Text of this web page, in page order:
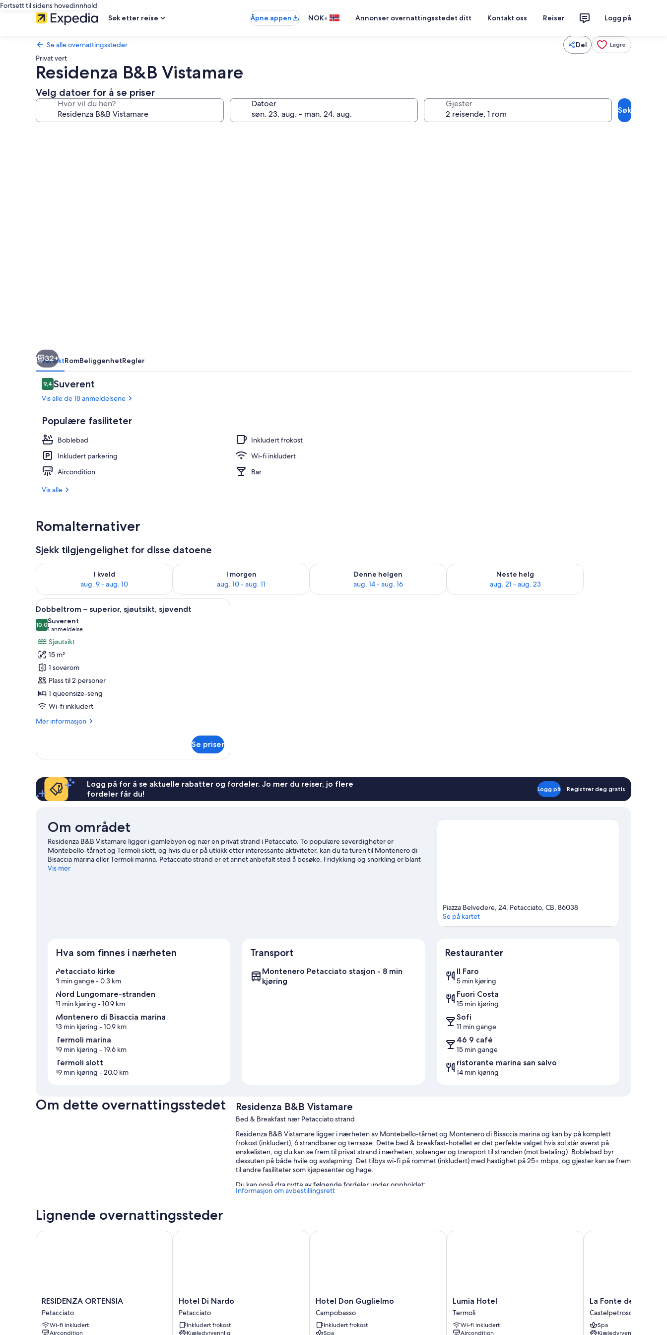
Fortsett til sidens hovedinnhold
Søk etter reise
Åpne appen NOK• Annonser overnattingsstedet ditt Kontakt oss Reiser Logg på
Se alle overnattingssteder Del Lagre
Privat vert
Residenza B&B Vistamare
Velg datoer for å se priser
Hvor vil du hen? Datoer Gjester
Søk
32+
OversiktRomBeliggenhetRegler
Anmeldelser
9,49,4 av 10 –
Suverent
Vis alle de 18 anmeldelsene
Populære fasiliteter
Boblebad
Inkludert frokost
Inkludert parkering
Wi-fi inkludert
Aircondition
Bar
Vis alle
Romalternativer
Sjekk tilgjengelighet for disse datoene
I kveld
aug. 9 - aug. 10
Sjekk tilgjengelighet for i kveld, aug. 9 - aug. 10
I morgen
aug. 10 - aug. 11
Sjekk tilgjengelighet for i morgen, aug. 10 - aug. 11
Denne helgen
aug. 14 - aug. 16
Sjekk tilgjengelighet for denne helgen, aug. 14 - aug. 16
Neste helg
aug. 21 - aug. 23
Sjekk tilgjengelighet for neste helg, aug. 21 - aug. 23
Åpne
alle
bildene
av
Dobbeltrom
–
superior,
sjøutsikt,
sjøvendt
Dobbeltrom – superior, sjøutsikt, sjøvendt | Utsikt fra rommet
12
Dobbeltrom – superior, sjøutsikt, sjøvendt
10,010,0 av 10
Suverent
1 anmeldelse
(1
anmeldelse)
Sjøutsikt
15 m²
1 soverom
Plass til 2 personer
1 queensize-seng
Wi-fi inkludert
Mer informasjon
Mer
–
sjøvendt
Se priser
Logg på for å se aktuelle rabatter og fordeler. Jo mer du reiser, jo flere
fordeler får du!
Logg på Registrer deg gratis
Om området
Residenza B&B Vistamare ligger i gamlebyen og nær en privat strand i Petacciato. To populære severdigheter er
Montebello-tårnet og Termoli slott, og hvis du er på utkikk etter interessante aktiviteter, kan du ta turen til Montenero di
Bisaccia marina eller Termoli marina. Petacciato strand er et annet anbefalt sted å besøke. Fridykking og snorkling er blant
de aktivitetene du kan bli med på her. Du kan dessuten oppleve naturen i området gjennom ridning og terrengsykling.
Vis mer
Piazza Belvedere, 24, Petacciato, CB, 86038
Se på kartet
Hva som finnes i nærheten
Petacciato kirke
3 min gange- 0.3 km
Nord Lungomare-stranden
11 min kjøring - 10.9 km
Montenero di Bisaccia marina
13 min kjøring - 10.9 km
Termoli marina
19 min kjøring - 19.6 km
Termoli slott
19 min kjøring - 20.0 km
Transport
Montenero Petacciato stasjon - 8 min
kjøring
Restauranter
Il Faro
5 min kjøring
Fuori Costa
15 min kjøring
Sofi
11 min gange
46 9 café
15 min gange
ristorante marina san salvo
14 min kjøring
Om dette overnattingsstedet Residenza B&B Vistamare
Bed & Breakfast nær Petacciato strand
Residenza B&B Vistamare ligger i nærheten av Montebello-tårnet og Montenero di Bisaccia marina og kan by på komplett
frokost (inkludert), 6 strandbarer og terrasse. Dette bed & breakfast-hotellet er det perfekte valget hvis sol står øverst på
ønskelisten, og du kan se frem til privat strand i nærheten, solsenger og transport til stranden (mot betaling). Boblebad byr
dessuten på både hvile og avslapning. Det tilbys wi-fi på rommet (inkludert) med hastighet på 25+ mbps, og gjester kan se frem
til andre fasiliteter som kjøpesenter og hage.
Du kan også dra nytte av følgende fordeler under oppholdet:
Regndusjhode, bidé og toalettartikler (inkludert)
Møblert balkong eller terrasse, vannkoker og termostatstyrt oppvarming
Informasjon om avbestillingsrett
Lignende overnattingssteder
RESIDENZA
ORTENSIA
Petacciato
RESIDENZA ORTENSIA
Petacciato
Wi-fi inkludert
Aircondition
RESIDENZA ORTENSIA
Hotel
Di
Nardo
Petacciato
Hotel Di Nardo
Petacciato
Inkludert frokost
Kjæledyrvennlig
Hotel Di Nardo
Hotel
Don
Guglielmo
Campobasso
Hotel Don Guglielmo
Campobasso
Inkludert frokost
Spa
Hotel Don Guglielmo
Lumia
Hotel
Termoli
Lumia Hotel
Termoli
Wi-fi inkludert
Aircondition
Lumia Hotel
La
Fonte
dell'Astore
Castelpetroso
La Fonte dell'Astore
Castelpetroso
Spa
Kjæledyrvennlig
La Fonte dell'Astore